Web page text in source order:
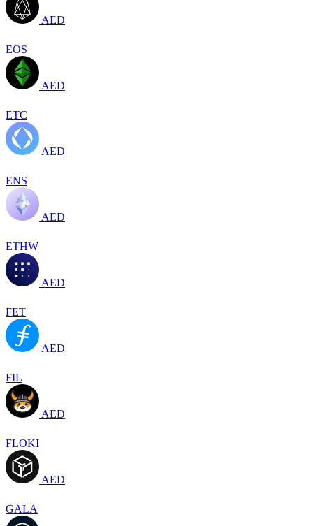
AED
EOS
AED
ETC
AED
ENS
AED
ETHW
AED
FET
AED
FIL
AED
FLOKI
AED
GALA